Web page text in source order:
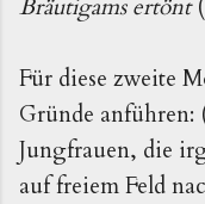
Bräutigams ertönt
Für diese zweite
Gründe anführen:
Jungfrauen, die
auf freiem Feld